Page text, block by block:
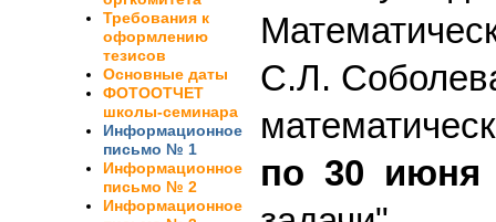
Требования к
оформлению
тезисов
Основные даты
ФОТООТЧЕТ
школы-семинара
Информационное
письмо № 1
Информационное
письмо № 2
Информационное
С.Л.
по 30 июня